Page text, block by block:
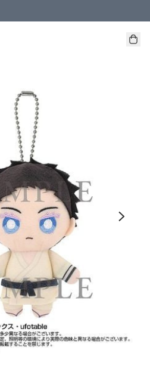
（適用於 本地送貨、本地取貨 )